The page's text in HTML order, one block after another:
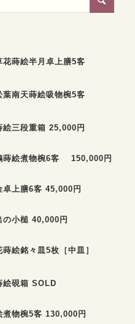
花蒔絵半月卓上膳5客
葉南天蒔絵吸物椀5客
絵三段重箱 25,000円
蒔絵煮物椀6客 150,000円
卓上膳6客 45,000円
の小槌 40,000円
絵銘々皿5枚［中皿］
絵硯箱 SOLD
煮物椀5客 130,000円